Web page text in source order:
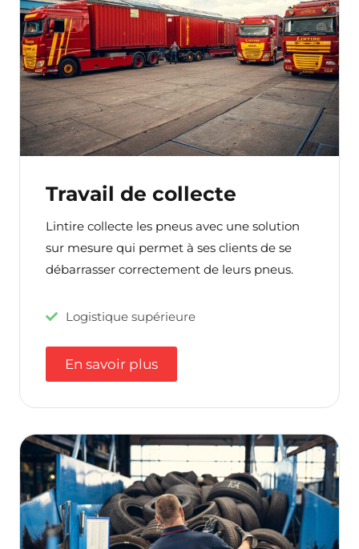
Travail de collecte
Lintire collecte les pneus avec une solution
sur mesure qui permet à ses clients de se
débarrasser correctement de leurs pneus.
Logistique supérieure
En savoir plus